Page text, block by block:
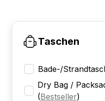
Taschen
Bade-/
Dry Bag /
(Bestseller)